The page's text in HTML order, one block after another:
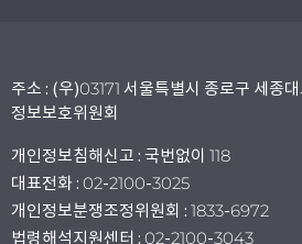
주소 : (우)03171 서울특별시 종로구 세종
정보보호위원회
개인정보침해신고 : 국번없이 118
대표전화 : 02-2100-3025
개인정보분쟁조정위원회 : 1833-6972
법령해석지원센터 : 02-2100-3043